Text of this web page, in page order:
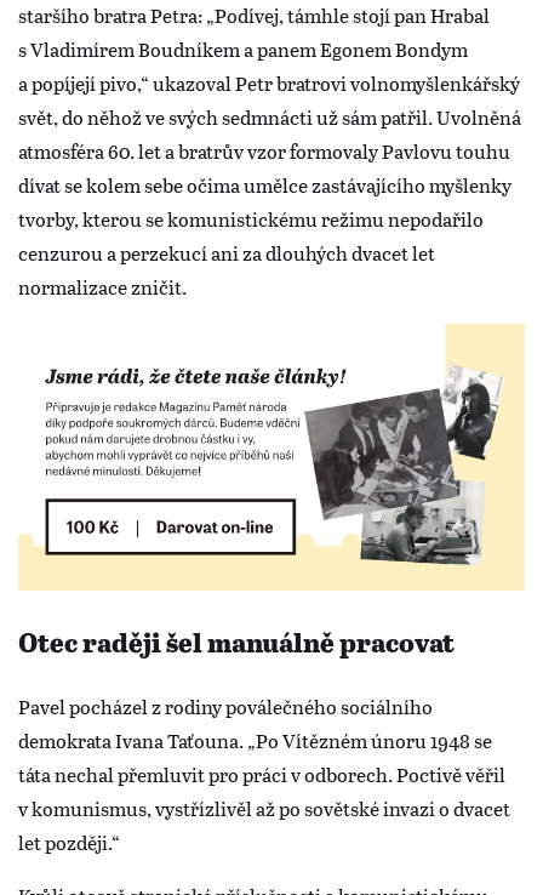
staršího bratra Petra: „Podívej, támhle stojí pan Hrabal
s Vladimírem Boudníkem a panem Egonem Bondym
a popíjejí pivo,“ ukazoval Petr bratrovi volnomyšlenkářský
svět, do něhož ve svých sedmnácti už sám patřil. Uvolněná
atmosféra 60. let a bratrův vzor formovaly Pavlovu touhu
dívat se kolem sebe očima umělce zastávajícího myšlenky
tvorby, kterou se komunistickému režimu nepodařilo
cenzurou a perzekucí ani za dlouhých dvacet let
normalizace zničit.
Otec raději šel manuálně pracovat
Pavel pocházel z rodiny poválečného sociálního
demokrata Ivana Taťouna. „Po Vítězném únoru 1948 se
táta nechal přemluvit pro práci v odborech. Poctivě věřil
v komunismus, vystřízlivěl až po sovětské invazi o dvacet
let později.“